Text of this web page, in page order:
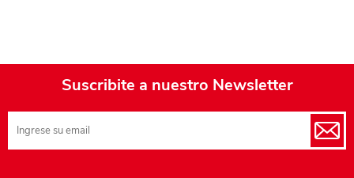
Suscribite a nuestro Newsletter